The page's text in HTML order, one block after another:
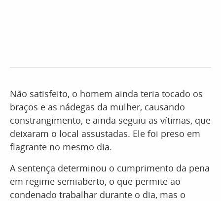
Não satisfeito, o homem ainda teria tocado os
braços e as nádegas da mulher, causando
constrangimento, e ainda seguiu as vítimas, que
deixaram o local assustadas. Ele foi preso em
flagrante no mesmo dia.
A sentença determinou o cumprimento da pena
em regime semiaberto, o que permite ao
condenado trabalhar durante o dia, mas o